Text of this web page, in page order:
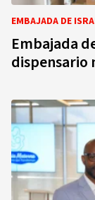
EMBAJADA DE
Embajada
dispensario